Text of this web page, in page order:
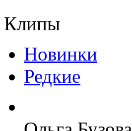
Клипы
Новинки
Редкие